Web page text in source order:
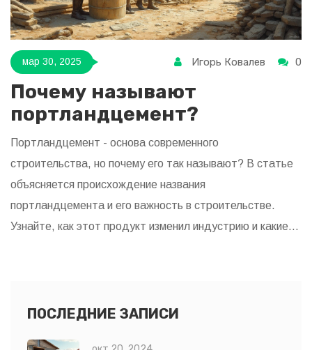
мар 30, 2025 Игорь Ковалев 0
Почему называют
портландцемент?
Портландцемент - основа современного
строительства, но почему его так называют? В статье
объясняется происхождение названия
портландцемента и его важность в строительстве.
Узнайте, как этот продукт изменил индустрию и какие
ПОСЛЕДНИЕ ЗАПИСИ